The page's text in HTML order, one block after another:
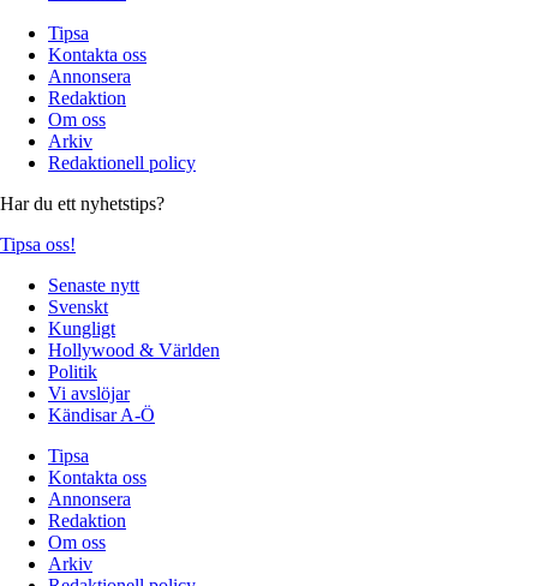
Tipsa
Kontakta oss
Annonsera
Redaktion
Om oss
Arkiv
Redaktionell policy
Har du ett nyhetstips?
Tipsa oss!
Senaste nytt
Svenskt
Kungligt
Hollywood & Världen
Politik
Vi avslöjar
Kändisar A-Ö
Tipsa
Kontakta oss
Annonsera
Redaktion
Om oss
Arkiv